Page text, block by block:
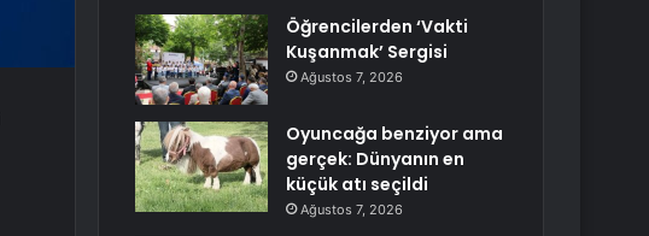
Öğrencilerden ‘Vakti
Kuşanmak’ Sergisi
Ağustos 7, 2026
Oyuncağa benziyor ama
gerçek: Dünyanın en
küçük atı seçildi
Ağustos 7, 2026